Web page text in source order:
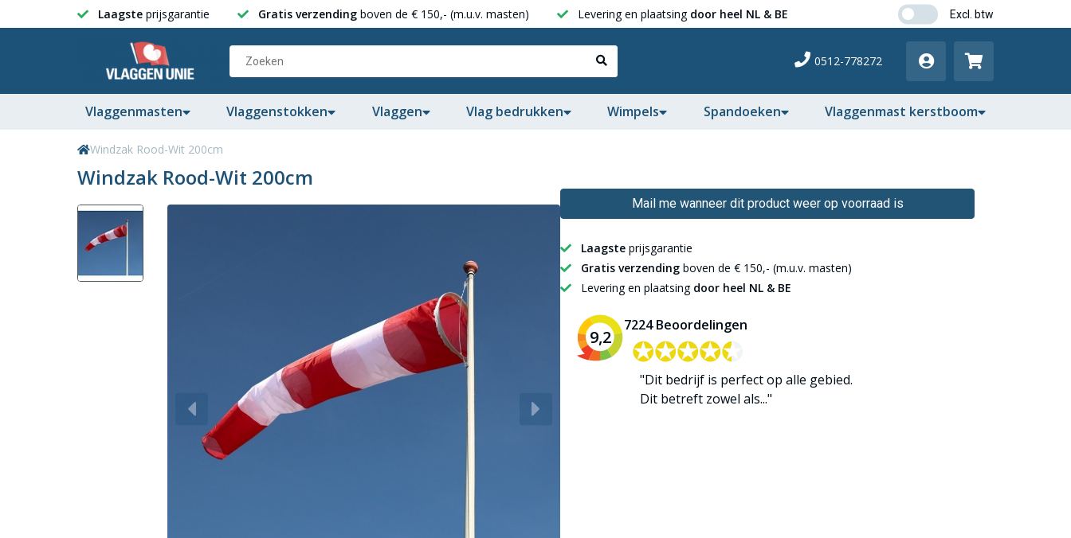
Laagste prijsgarantie Gratis verzending boven de € 150,- (m.u.v. masten) Levering en plaatsing door heel NL & BE
0512-778272
Vlaggenmasten Vlaggenstokken Vlaggen Vlag bedrukken Wimpels Spandoeken Vlaggenmast kerstboom
Windzak Rood-Wit 200cm
Windzak Rood-Wit 200cm
Mail me wanneer dit product weer op voorraad is
Laagste prijsgarantie
Gratis verzending boven de € 150,- (m.u.v. masten)
Levering en plaatsing door heel NL & BE
9,2
7224 Beoordelingen
✪✪✪✪✪
✪✪✪✪✪
"Dit bedrijf is perfect op alle gebied.
Dit betreft zowel als..."